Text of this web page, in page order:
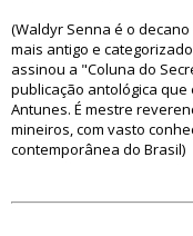
(Waldyr Senna é o
mais antigo e
assinou a "Coluna do
publicação antológica
Antunes. É mestre
mineiros, com vasto
contemporânea do Brasil)